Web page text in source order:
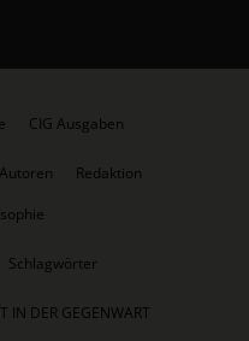
CIG Ausgaben
Redaktion
Schlagwörter
IN DER GEGENWART